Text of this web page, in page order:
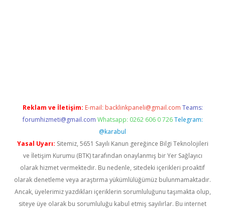
Reklam ve İletişim: E-mail: backlinkpaneli@gmail.com Teams:
forumhizmeti@gmail.com Whatsapp: 0262 606 0 726 Telegram:
@karabul
Yasal Uyarı: Sitemiz, 5651 Sayılı Kanun gereğince Bilgi Teknolojileri
ve İletişim Kurumu (BTK) tarafından onaylanmış bir Yer Sağlayıcı
olarak hizmet vermektedir. Bu nedenle, sitedeki içerikleri proaktif
olarak denetleme veya araştırma yükümlülüğümüz bulunmamaktadır.
Ancak, üyelerimiz yazdıkları içeriklerin sorumluluğunu taşımakta olup,
siteye üye olarak bu sorumluluğu kabul etmiş sayılırlar. Bu internet